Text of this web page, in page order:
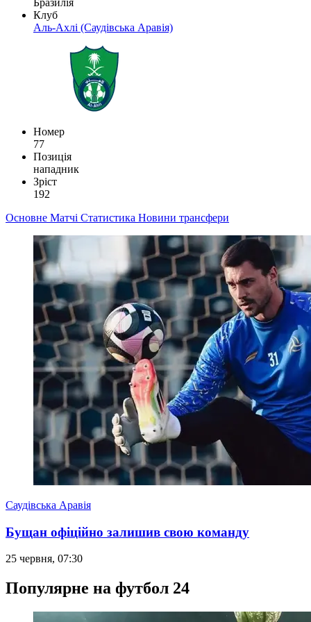
Клуб
Аль-Ахлі (Саудівська Аравія)
Номер
77
Позиція
нападник
Зріст
192
Основне Матчі Статистика Новини трансфери
Саудівська Аравія
Бущан офіційно залишив свою команду
25 червня, 07:30
Популярне на футбол 24